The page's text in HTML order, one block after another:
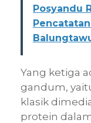
Posyandu
Yang ketiga
gandum,
klasik
protein